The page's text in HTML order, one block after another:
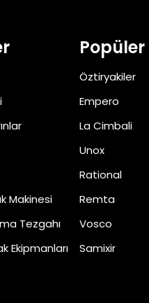
Makinesi
Tezgahı
Ekipmanları
Öztiryakiler
Empero
La Cimbali
Unox
Rational
Remta
Vosco
Samixir